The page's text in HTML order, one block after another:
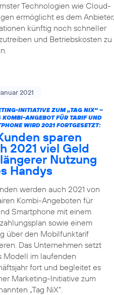
Technologien wie Cloud-
ermöglicht es dem Anbieter,
künftig noch schneller
und Betriebskosten zu
2021
INITIATIVE ZUM „TAG NIX“ –
KOMBI-ANGEBOT FÜR TARIF UND
WIRD 2021 FORTGESETZT:
sparen
2021 viel Geld
Nutzung
Handys
werden auch 2021 von
Kombi-Angeboten für
Smartphone mit einem
sowie einem
über den Mobilfunktarif
Das Unternehmen setzt
Modell im laufenden
fort und begleitet es
Marketing-Initiative zum
„Tag NiX“.